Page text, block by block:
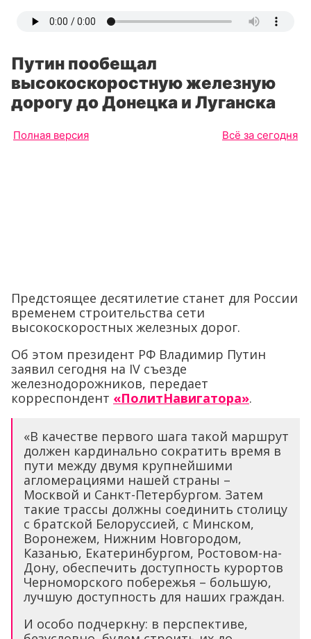
Путин пообещал
высокоскоростную железную
дорогу до Донецка и Луганска
Полная версия Всё за сегодня
Предстоящее десятилетие станет для России
временем строительства сети
высокоскоростных железных дорог.
Об этом президент РФ Владимир Путин
заявил сегодня на IV съезде
железнодорожников, передает
корреспондент «ПолитНавигатора».
«В качестве первого шага такой маршрут
должен кардинально сократить время в
пути между двумя крупнейшими
агломерациями нашей страны –
Москвой и Санкт-Петербургом. Затем
такие трассы должны соединить столицу
с братской Белоруссией, с Минском,
Воронежем, Нижним Новгородом,
Казанью, Екатеринбургом, Ростовом-на-
Дону, обеспечить доступность курортов
Черноморского побережья – большую,
лучшую доступность для наших граждан.
И особо подчеркну: в перспективе,